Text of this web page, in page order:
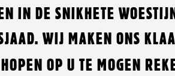
IN DE SNIKHETE
WIJ MAKEN ONS
OP U TE MOGEN